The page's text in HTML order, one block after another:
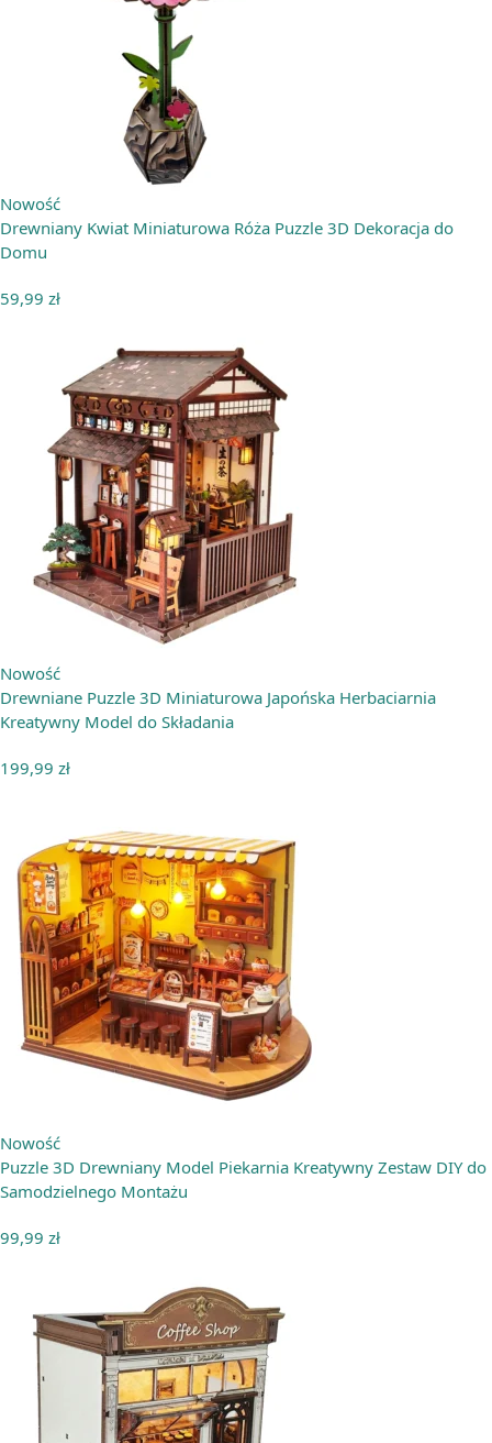
Nowość
Drewniany Kwiat Miniaturowa Róża Puzzle 3D Dekoracja do
Domu
59,99 zł
Nowość
Drewniane Puzzle 3D Miniaturowa Japońska Herbaciarnia
Kreatywny Model do Składania
199,99 zł
Nowość
Puzzle 3D Drewniany Model Piekarnia Kreatywny Zestaw DIY do
Samodzielnego Montażu
99,99 zł